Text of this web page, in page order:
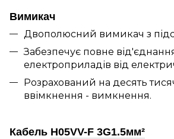
Вимикач
Двополюсний вимикач з
Забезпечує повне
електроприладів від
Розрахований на десять
ввімкнення - вимкнення.
Кабель H05VV-F 3G1.5мм²